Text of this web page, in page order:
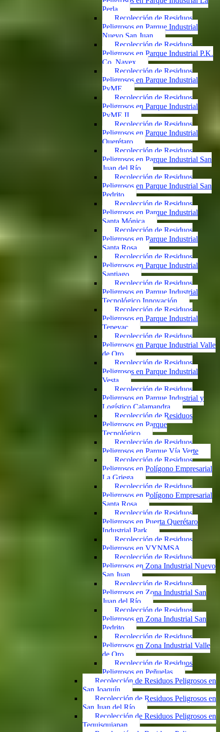
Perla
Recolección de Residuos
Peligrosos en Parque Industrial
Nuevo San Juan
Recolección de Residuos
Peligrosos en Parque Industrial P.K.
Co. Navex
Recolección de Residuos
Peligrosos en Parque Industrial
PyME
Recolección de Residuos
Peligrosos en Parque Industrial
PyME II
Recolección de Residuos
Peligrosos en Parque Industrial
Querétaro
Recolección de Residuos
Peligrosos en Parque Industrial San
Juan del Río
Recolección de Residuos
Peligrosos en Parque Industrial San
Pedrito
Recolección de Residuos
Peligrosos en Parque Industrial
Santa Mónica
Recolección de Residuos
Peligrosos en Parque Industrial
Santa Rosa
Recolección de Residuos
Peligrosos en Parque Industrial
Santiago
Recolección de Residuos
Peligrosos en Parque Industrial
Tecnológico Innovación
Recolección de Residuos
Peligrosos en Parque Industrial
Tepeyac
Recolección de Residuos
Peligrosos en Parque Industrial Valle
de Oro
Recolección de Residuos
Peligrosos en Parque Industrial
Vesta
Recolección de Residuos
Peligrosos en Parque Industrial y
Logístico Calamandra
Recolección de Residuos
Peligrosos en Parque
Tecnológico
Recolección de Residuos
Peligrosos en Parque Vía Verte
Recolección de Residuos
Peligrosos en Polígono Empresarial
La Griega
Recolección de Residuos
Peligrosos en Polígono Empresarial
Santa Rosa
Recolección de Residuos
Peligrosos en Puerta Querétaro
Industrial Park
Recolección de Residuos
Peligrosos en VYNMSA
Recolección de Residuos
Peligrosos en Zona Industrial Nuevo
San Juan
Recolección de Residuos
Peligrosos en Zona Industrial San
Juan del Río
Recolección de Residuos
Peligrosos en Zona Industrial San
Pedrito
Recolección de Residuos
Peligrosos en Zona Industrial Valle
de Oro
Recolección de Residuos
Peligrosos en Peñuelas
Recolección de Residuos Peligrosos en
San Joaquín
Recolección de Residuos Peligrosos en
San Juan del Río
Recolección de Residuos Peligrosos en
Tequisquiapan